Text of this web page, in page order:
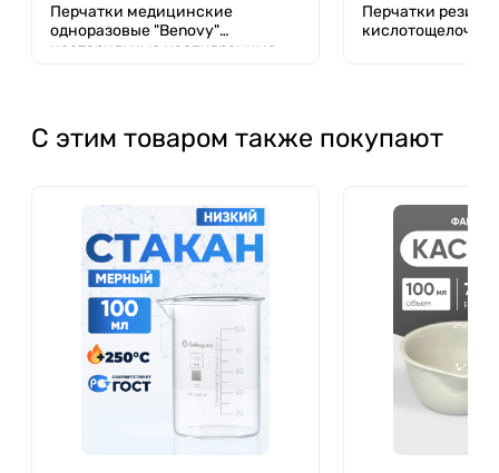
Перчатки медицинские
одноразовые "Benovy"
нестерильные неопудренные
Перчатки
С этим товаром также покупают